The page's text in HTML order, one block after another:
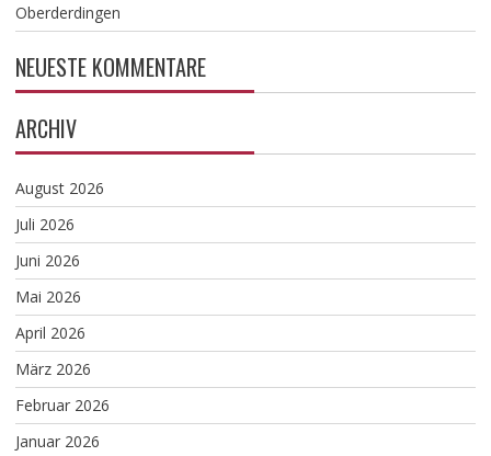
Oberderdingen
NEUESTE KOMMENTARE
ARCHIV
August 2026
Juli 2026
Juni 2026
Mai 2026
April 2026
März 2026
Februar 2026
Januar 2026